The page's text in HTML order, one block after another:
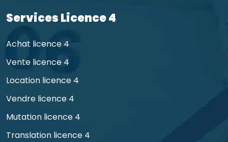
Services Licence 4
Achat licence 4
Vente licence 4
Location licence 4
Vendre licence 4
Mutation licence 4
Translation licence 4